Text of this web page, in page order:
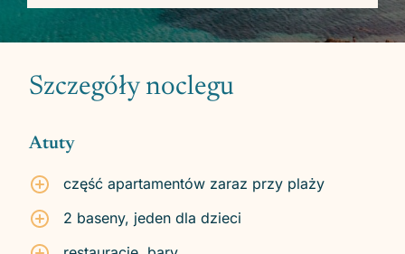
Szczegóły noclegu
Atuty
część apartamentów zaraz przy plaży
2 baseny, jeden dla dzieci